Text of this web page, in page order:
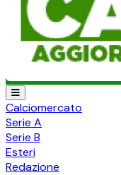
Calciomercato
Serie A
Serie B
Esteri
Redazione